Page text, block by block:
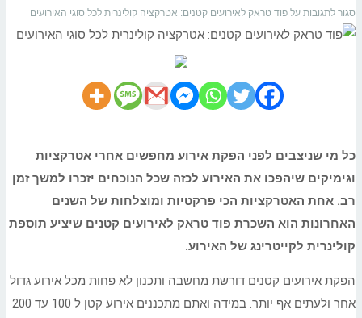
סגור לתגובות על פוד טראק לאירועים קטנים: אטרקציה קולינרית לכל סוגי האירועים
כל מי שניצבים לפני הפקת אירוע מחפשים אחרי אטרקציות
וגימיקים שיהפכו את האירוע לכזה שכל הנוכחים יזכרו למשך זמן
רב. אחת האטרקציות הכי פרקטיות ומוצלחות של השנים
האחרונות הוא השכרת פוד טראק לאירועים קטנים שיציע תוספת
קולינרית לקייטרינג של האירוע.
הפקת אירועים קטנים דורשת מחשבה ותכנון לא פחות מכל אירוע גדול
אחר ולעתים אף יותר. במידה ואתם מתכננים אירוע קטן ל 100 עד 200